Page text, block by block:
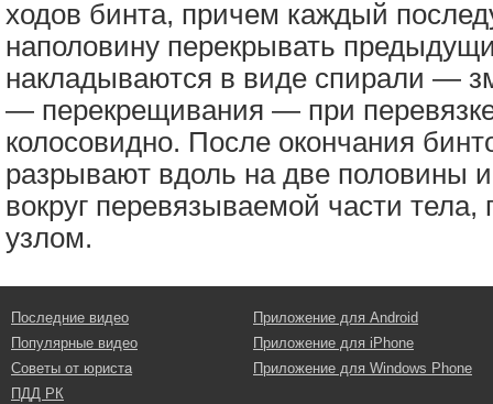
ходов бинта, причем каждый
наполовину перекрывать
накладываются в виде спирали —
— перекрещивания — при
колосовидно. После окончания
разрывают вдоль на две половины
вокруг перевязываемой части
узлом.
Последние видео
Популярные видео
Советы от юриста
ПДД РК
Приложение для Android
Приложение для iPhone
Приложение для Windows Phone